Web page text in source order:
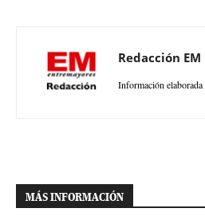
Redacción EM
Información
MÁS INFORMACIÓN